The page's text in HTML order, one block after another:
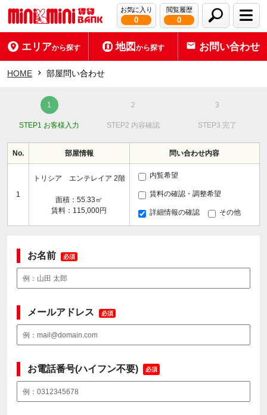
お気に入り
0
閲覧履歴
0
エリアから探す 地図から探す お問い合わせ
HOME 部屋問い合わせ
STEP1 お客様入力 STEP2 内容確認 STEP3 完了
No. 部屋情報 問い合わせ内容
1
トリシア エンテレイア 2階
面積：55.33㎡
賃料：115,000円
内覧希望
賃料の確認・調整希望
詳細情報の確認 その他
お名前 必須
メールアドレス 必須
お電話番号(ハイフン不要) 必須